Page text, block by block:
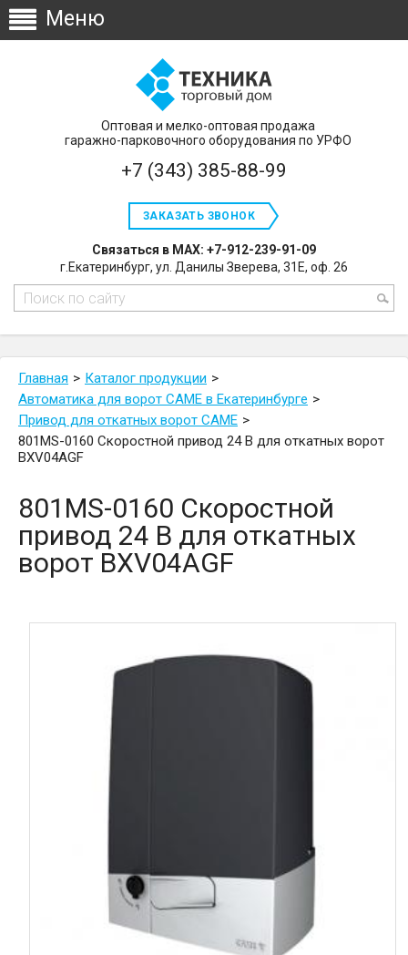
Оптовая и мелко-оптовая продажа
гаражно-парковочного оборудования по УРФО
+7 (343) 385-88-99
ЗАКАЗАТЬ ЗВОНОК
Связаться в MAX: +7-912-239-91-09
г.Екатеринбург, ул. Данилы Зверева, 31Е, оф. 26
Главная
Каталог продукции
Автоматика для ворот CAME в Екатеринбурге
Привод для откатных ворот CAME
801MS-0160 Скоростной привод 24 В для откатных ворот
BXV04AGF
801MS-0160 Скоростной
привод 24 В для откатных
ворот BXV04AGF